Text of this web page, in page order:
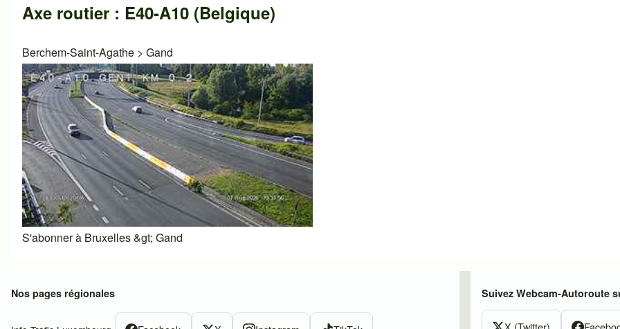
Axe routier : E40-A10 (Belgique)
Berchem-Saint-Agathe > Gand
S'abonner à Bruxelles &gt; Gand
Nos pages régionales Suivez Webcam-Autoroute